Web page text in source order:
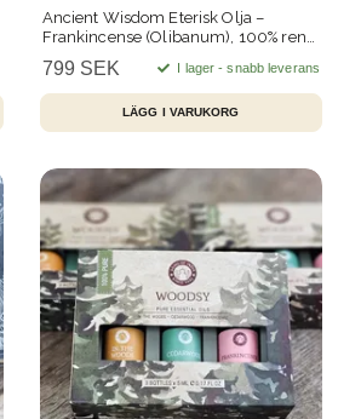
Ancient Wisdom Eterisk Olja –
Frankincense (Olibanum), 100% ren
799 SEK I lager - snabb leverans